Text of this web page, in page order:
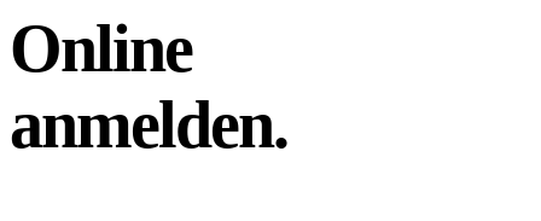
Online
anmelden.